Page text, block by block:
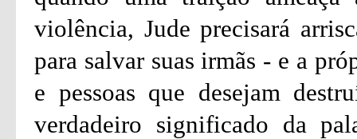
violência, Jude precisará
para salvar suas irmãs - e a
e pessoas que desejam
verdadeiro significado da